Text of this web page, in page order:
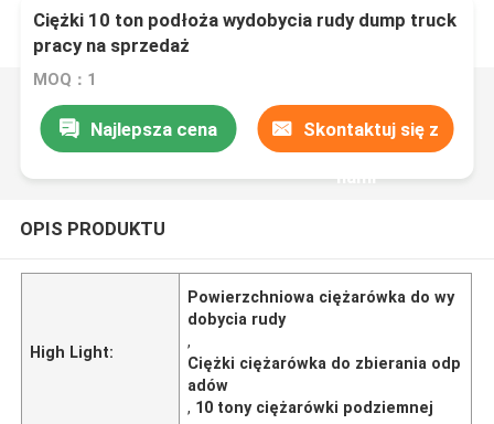
Ciężki 10 ton podłoża wydobycia rudy dump truck
pracy na sprzedaż
MOQ：1
Najlepsza cena Skontaktuj się z
nami
OPIS PRODUKTU
High Light:
Powierzchniowa ciężarówka do wy
dobycia rudy
,
Ciężki ciężarówka do zbierania odp
adów
, 10 tony ciężarówki podziemnej